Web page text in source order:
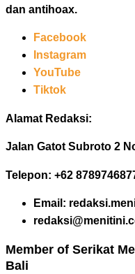
dan antihoax.
Facebook
Instagram
YouTube
Tiktok
Alamat Redaksi:
Jalan Gatot Subroto 2
Telepon: +62
Email:
Member of Serikat
Bali